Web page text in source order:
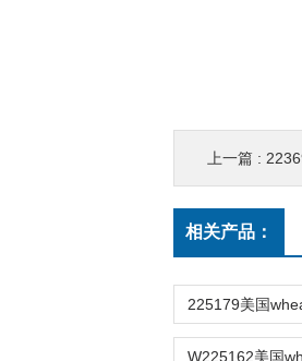
上一篇 :
相关产品：